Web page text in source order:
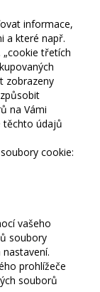
informace,
a které např.
třetích
zobrazeny
na Vámi
těchto údajů
cookie:
vašeho
soubory
prohlížeče
souborů